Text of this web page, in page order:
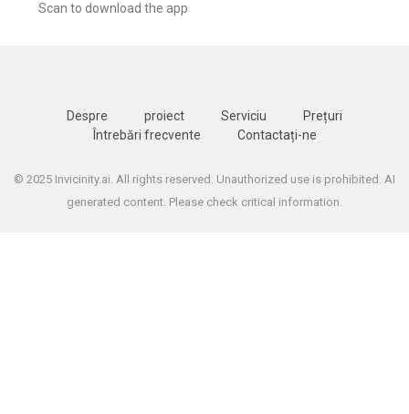
Scan to download the app
Despre proiect Serviciu
Prețuri
Întrebări frecvente
Contactați-ne
© 2025 Invicinity.ai. All rights reserved. Unauthorized use is prohibited. AI
generated content. Please check critical information.